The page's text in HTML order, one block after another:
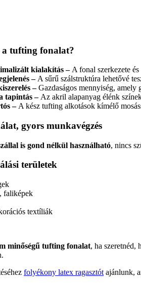
a tufting fonalat?
kialakítás – A fonal szerkezete
– A sűrű szálstruktúra lehetővé
–Gazdaságos mennyiség,
tapintás – Az akril alapanyag élénk
– A kész tufting alkotások kímélő
gyors munkavégzés
is gond nélkül használható, nincs
területek
faliképek
textíliák
minőségű tufting fonalat, ha szeretnéd,
folyékony latex ragasztót ajánlunk,